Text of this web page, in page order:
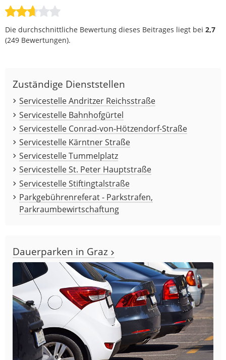
Die durchschnittliche Bewertung dieses Beitrages liegt bei 2,7
(249 Bewertungen).
Zuständige Dienststellen
Servicestelle Andritzer Reichsstraße
Servicestelle Bahnhofgürtel
Servicestelle Conrad-von-Hötzendorf-Straße
Servicestelle Kärntner Straße
Servicestelle Tummelplatz
Servicestelle St. Peter Hauptstraße
Servicestelle Stiftingtalstraße
Parkgebührenreferat - Parkstrafen,
Parkraumbewirtschaftung
Dauerparken in Graz